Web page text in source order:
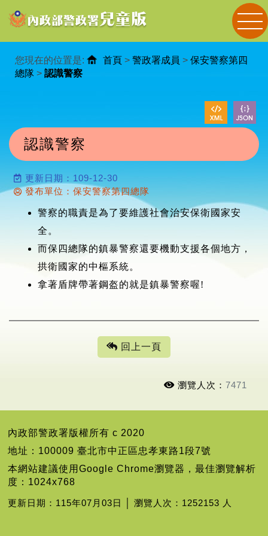
您現在的位置是: 首頁 > 警政署成員 > 保安警察第四
總隊 > 認識警察
認識警察
更新日期：109-12-30
發布單位：保安警察第四總隊
警察的職責是為了要維護社會治安保衛國家安
全。
而保四總隊的鎮暴警察還要機動支援各個地方，
拱衛國家的中樞系統。
拿著盾牌帶著鋼盔的就是鎮暴警察喔!
回上一頁
瀏覽人次： 7471
內政部警政署版權所有 c 2020
地址：100009 臺北市中正區忠孝東路1段7號
本網站建議使用Google Chrome瀏覽器，最佳瀏覽解析
度：1024x768
更新日期：115年07月03日 │ 瀏覽人次：1252153 人